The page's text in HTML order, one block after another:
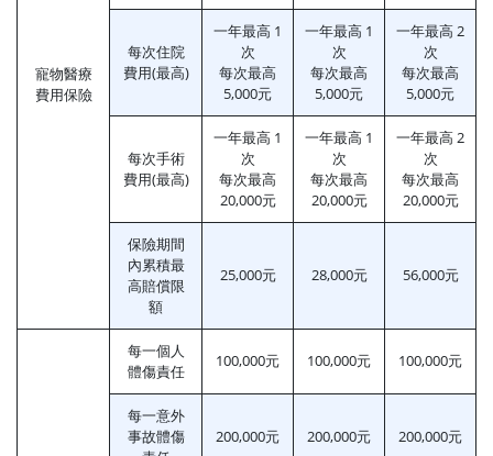
寵物醫療
費用保險
每次住院
費用(最高)
一年最高 1
次
每次最高
5,000元
一年最高 1
次
每次最高
5,000元
一年最高 2
次
每次最高
5,000元
每次手術
費用(最高)
一年最高 1
次
每次最高
20,000元
一年最高 1
次
每次最高
20,000元
一年最高 2
次
每次最高
20,000元
保險期間
內累積最
高賠償限
額
25,000元 28,000元 56,000元
每一個人
體傷責任
100,000元 100,000元 100,000元
每一意外
事故體傷
200,000元 200,000元 200,000元